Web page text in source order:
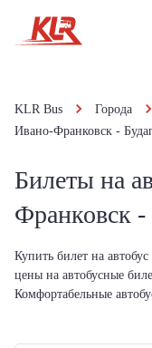
KLR Bus Города
Ивано-Франковск -
Билеты на
Франковск
Купить билет на
цены на автобусные
Комфортабельные